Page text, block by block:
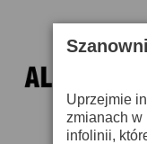
Uprzejmie
zmianach w
infolinii,